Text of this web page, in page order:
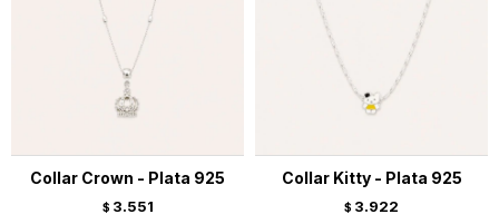
Collar Crown - Plata 925
$ 3.551
Collar Kitty - Plata 925
$ 3.922